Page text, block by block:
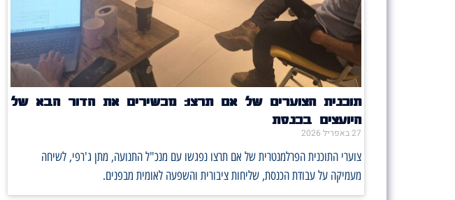
תוכנית הצוערים של אם תרצו: מכשירים את הדור הבא של
היועצים בכנסת
27 באפריל 2026
צוערי התוכנית הפרלמנטרית של אם תרצו נפגשו עם מנכ"ל התנועה, מתן ג'רפי, לשיחה
מעמיקה על עבודת הכנסת, שליחות ציבורית והשפעה לאומית מבפנים.